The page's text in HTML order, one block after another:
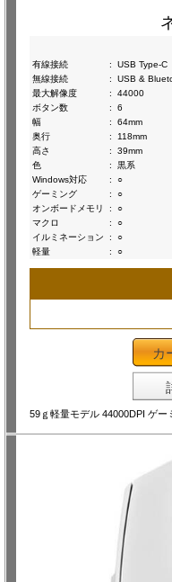
有線接続
:
USB Type-C
無線接続
:
USB &
最大解像度
:
44000
ボタン数
:
6
幅
:
64mm
奥行
:
118mm
高さ
:
39mm
色
:
黒系
Windows対応
:
○
ゲーミング
:
○
オンボードメモリ
:
○
マクロ
:
○
イルミネーション
:
○
軽量
: ○
カ
59ｇ軽量モデル 44000DPI ゲー